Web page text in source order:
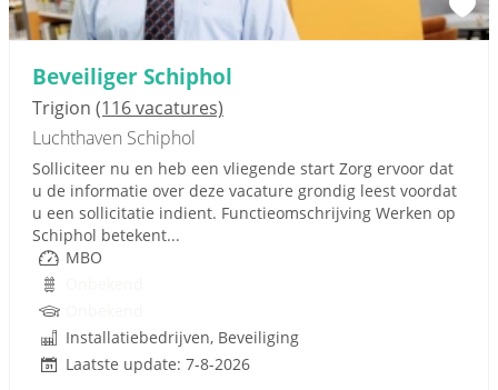
Beveiliger Schiphol
Trigion (116 vacatures)
Luchthaven Schiphol
Solliciteer nu en heb een vliegende start Zorg ervoor dat
u de informatie over deze vacature grondig leest voordat
u een sollicitatie indient. Functieomschrijving Werken op
Schiphol betekent...
MBO
Installatiebedrijven, Beveiliging
Laatste update: 7-8-2026